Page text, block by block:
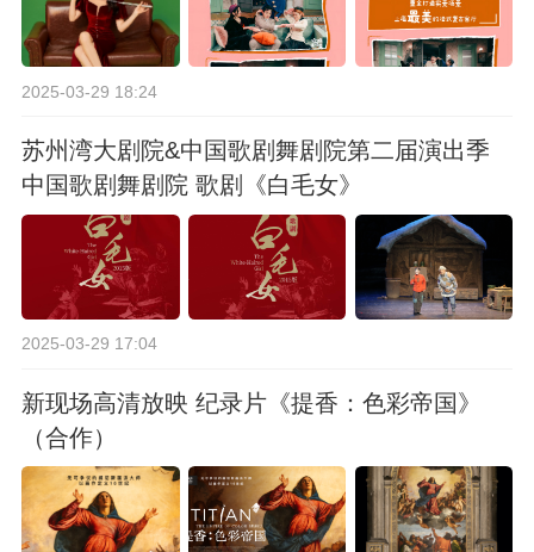
2025-03-29 18:24
苏州湾大剧院&中国歌剧舞剧院第二届演出季
中国歌剧舞剧院 歌剧《白毛女》
2025-03-29 17:04
新现场高清放映 纪录片《提香：色彩帝国》
（合作）